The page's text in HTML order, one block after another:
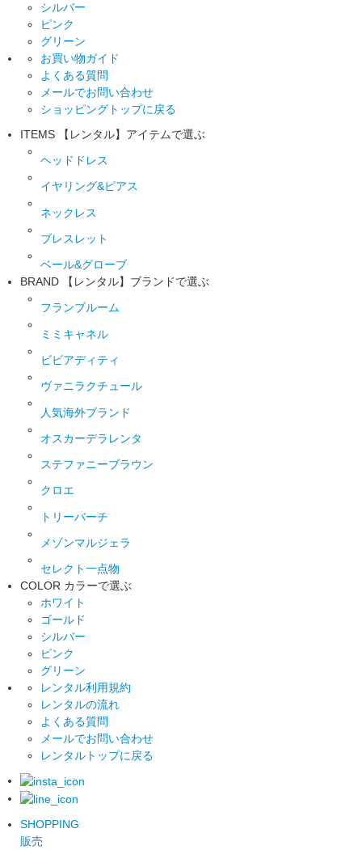
シルバー
ピンク
グリーン
お買い物ガイド
よくある質問
メールでお問い合わせ
ショッピングトップに戻る
ITEMS
【レンタル】アイテムで選ぶ
ヘッドドレス
イヤリング&ピアス
ネックレス
ブレスレット
ベール&グローブ
BRAND
【レンタル】ブランドで選ぶ
フランブルーム
ミミキャネル
ビビアディティ
ヴァニラクチュール
人気海外ブランド
オスカーデラレンタ
ステファニーブラウン
クロエ
トリーバーチ
メゾンマルジェラ
セレクト一点物
COLOR カラーで選ぶ
ホワイト
ゴールド
シルバー
ピンク
グリーン
レンタル利用規約
レンタルの流れ
よくある質問
メールでお問い合わせ
レンタルトップに戻る
SHOPPING
販売